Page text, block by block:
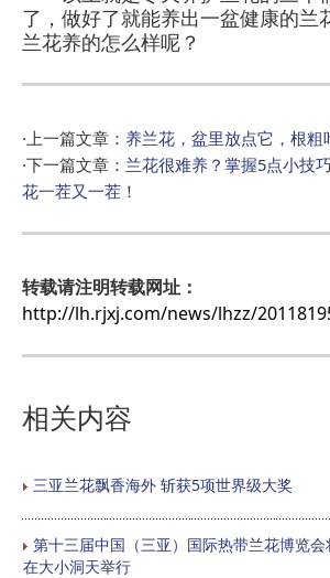
了，做好了就能养出一盆健康的兰
兰花养的怎么样呢？
·上一篇文章： 养兰花，盆里放点它，根粗
·下一篇文章： 兰花很难养？掌握5点小技
花一茬又一茬！
转载请注明转载网址：
http://lh.rjxj.com/news/lhzz/
相关内容
三亚兰花飘香海外 斩获5项世界级大奖
第十三届中国（三亚）国际热带兰花博览
在大小洞天举行